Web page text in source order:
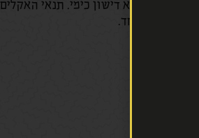
ריסוס וללא דישון כימי. תנאי האקלים
טעמם המיוחד.